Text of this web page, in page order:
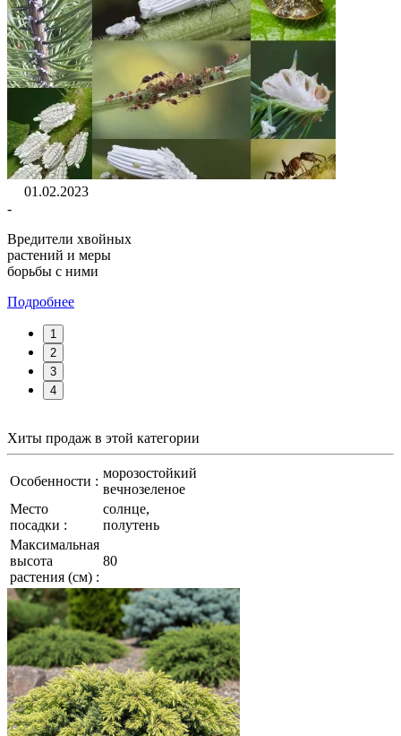
01.02.2023
-
Вредители хвойных
растений и меры
борьбы с ними
Подробнее
1
2
3
4
Хиты продаж в этой категории
Особенности :
морозостойкий
вечнозеленое
Место
посадки :
солнце,
полутень
Максимальная
высота
растения (см) :
80